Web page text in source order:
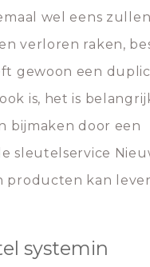
wel eens
verloren raken,
gewoon een
is, het is
bijmaken door een
sleutelservice
producten kan
systemin